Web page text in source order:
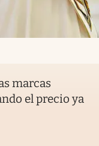
marcas
el precio ya